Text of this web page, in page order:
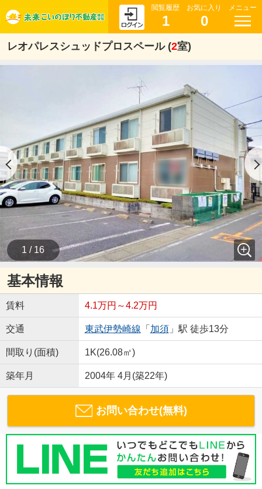
閲覧履歴
1
お気に入り
0
メニュー
レオパレスシュッドプロスペール (2室)
1 / 16
基本情報
賃料 4.1万円～4.2万円
交通 東武伊勢崎線 「 加須」駅 徒歩13分
間取り(面積) 1K(26.08㎡)
築年月 2004年 4月(築22年)
お問い合わせ(無料)